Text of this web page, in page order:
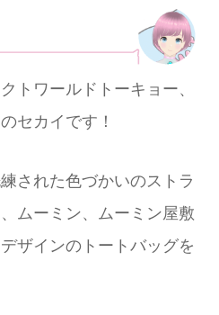
トワールドトーキョー、
セカイです！
された色づかいのストラ
ムーミン、ムーミン屋敷
ザインのトートバッグを